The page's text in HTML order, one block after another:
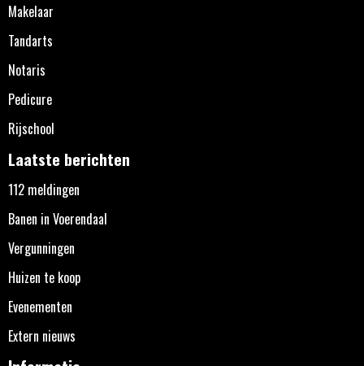
Makelaar
Tandarts
Notaris
Pedicure
Rijschool
Laatste berichten
112 meldingen
Banen in Voerendaal
Vergunningen
Huizen te koop
Evenementen
Extern nieuws